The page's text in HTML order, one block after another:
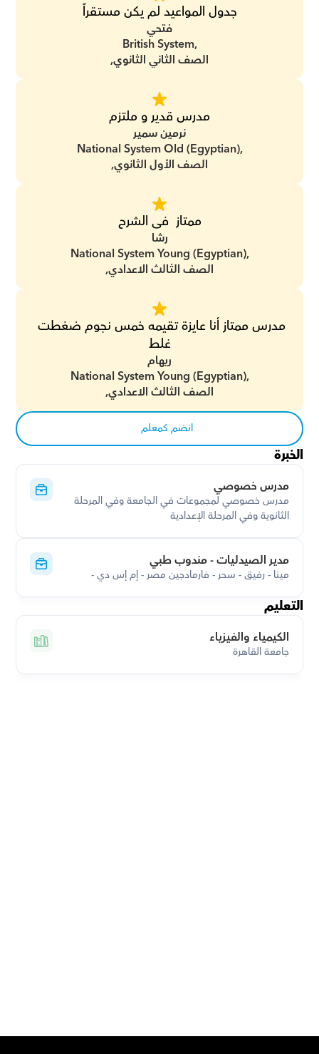
جدول المواعيد لم يكن مستقراً
فتحي
الصف الثاني الثانوي,
British System,
مدرس قدير و ملتزم
نرمين سمير
الصف الأول الثانوي,
National System Old (Egyptian),
ممتاز  فى الشرح
رشا
الصف الثالث الاعدادي,
National System Young (Egyptian),
غلط
ريهام
الصف الثالث الاعدادي,
National System Young (Egyptian),
انضم كمعلم
الخبرة
مدرس خصوصي
الثانوية وفي المرحلة الإعدادية
مدير الصيدليات - مندوب طبي
مينا - رفيق - سحر - فارمادجين مصر - إم إس دي -
التعليم
الكيمياء والفيزياء
جامعة القاهرة
أو اتصل بنا علي